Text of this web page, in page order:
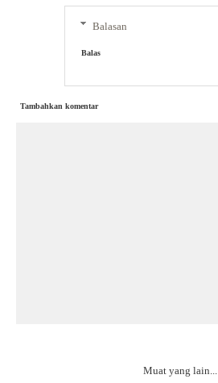
Balasan
Balas
Tambahkan komentar
Muat yang lain...